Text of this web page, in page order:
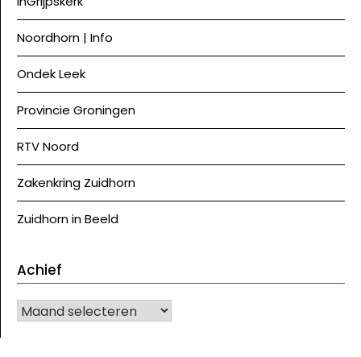
Noordhorn | Info
Ondek Leek
Provincie Groningen
RTV Noord
Zakenkring Zuidhorn
Zuidhorn in Beeld
Achief
Achief